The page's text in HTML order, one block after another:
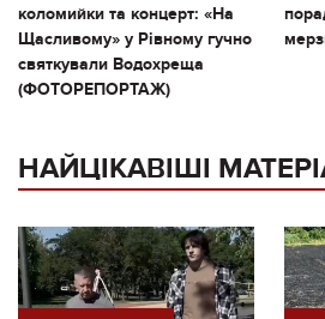
коломийки та концерт: «На
Щасливому» у Рівному гучно
святкували Водохреща
(ФОТОРЕПОРТАЖ)
НАЙЦІКАВІШІ